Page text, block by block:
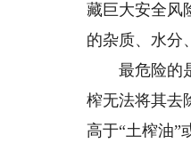
藏巨大安全风
的杂质、水分
最危险的是
榨无法将其去
高于“土榨油”